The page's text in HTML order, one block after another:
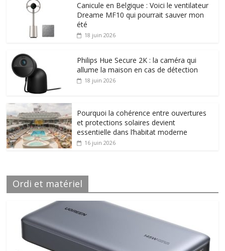
Canicule en Belgique : Voici le ventilateur
Dreame MF10 qui pourrait sauver mon
été
18 juin 2026
Philips Hue Secure 2K : la caméra qui
allume la maison en cas de détection
18 juin 2026
Pourquoi la cohérence entre ouvertures
et protections solaires devient
essentielle dans l’habitat moderne
16 juin 2026
Ordi et matériel